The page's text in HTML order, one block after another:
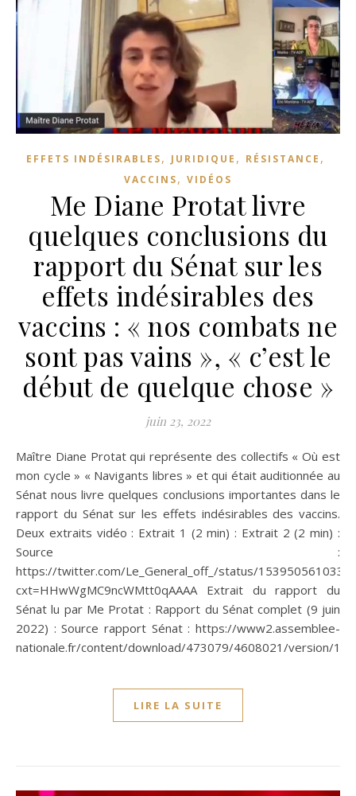
EFFETS INDÉSIRABLES, JURIDIQUE , RÉSISTANCE ,
VACCINS, VIDÉOS
Me Diane Protat livre
quelques conclusions du
rapport du Sénat sur les
effets indésirables des
vaccins : « nos combats ne
sont pas vains », « c’est le
début de quelque chose »
juin 23, 2022
Maître Diane Protat qui représente des collectifs « Où est
mon cycle » « Navigants libres » et qui était auditionnée au
Sénat nous livre quelques conclusions importantes dans le
rapport du Sénat sur les effets indésirables des vaccins.
Deux extraits vidéo : Extrait 1 (2 min) : Extrait 2 (2 min) :
Source :
https://twitter.com/Le_General_off_/status/
cxt=HHwWgMC9ncWMtt0qAAAA Extrait du rapport du
Sénat lu par Me Protat : Rapport du Sénat complet (9 juin
2022) : Source rapport Sénat : https://www2.assemblee-
nationale.fr/content/download/473079/4608021/version/1/
LIRE LA SUITE